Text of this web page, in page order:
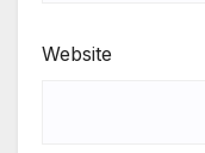
Website